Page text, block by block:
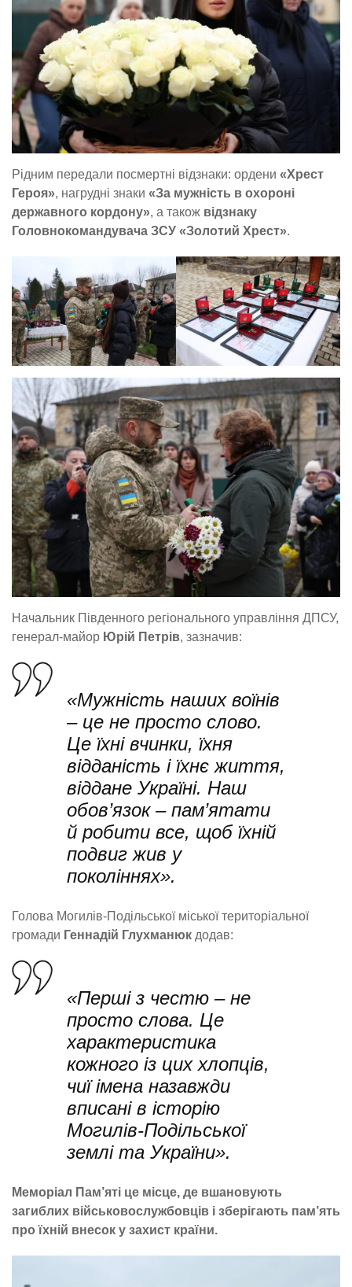
Рідним передали посмертні відзнаки: ордени «Хрест
Героя», нагрудні знаки «За мужність в охороні
державного кордону», а також відзнаку
Головнокомандувача ЗСУ «Золотий Хрест».
Начальник Південного регіонального управління ДПСУ,
генерал-майор Юрій Петрів, зазначив:
«Мужність наших воїнів
– це не просто слово.
Це їхні вчинки, їхня
відданість і їхнє життя,
віддане Україні. Наш
обов’язок – пам’ятати
й робити все, щоб їхній
подвиг жив у
поколіннях».
Голова Могилів-Подільської міської територіальної
громади Геннадій Глухманюк додав:
«Перші з честю – не
просто слова. Це
характеристика
кожного із цих хлопців,
чиї імена назавжди
вписані в історію
Могилів-Подільської
землі та України».
Меморіал Пам’яті це місце, де вшановують
загиблих військовослужбовців і зберігають пам’ять
про їхній внесок у захист країни.